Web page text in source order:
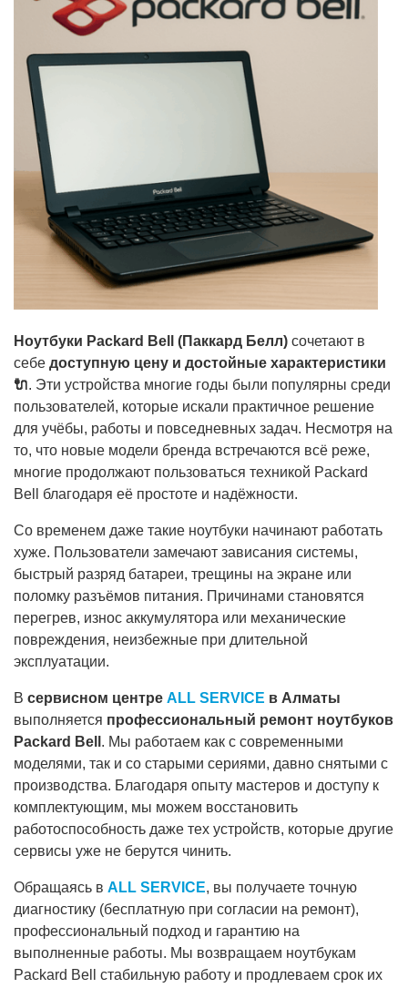
Ноутбуки Packard Bell (Паккард Белл) сочетают в
себе доступную цену и достойные характеристики
🔌. Эти устройства многие годы были популярны среди
пользователей, которые искали практичное решение
для учёбы, работы и повседневных задач. Несмотря на
то, что новые модели бренда встречаются всё реже,
многие продолжают пользоваться техникой Packard
Bell благодаря её простоте и надёжности.
Со временем даже такие ноутбуки начинают работать
хуже. Пользователи замечают зависания системы,
быстрый разряд батареи, трещины на экране или
поломку разъёмов питания. Причинами становятся
перегрев, износ аккумулятора или механические
повреждения, неизбежные при длительной
эксплуатации.
В сервисном центре ALL SERVICE в Алматы
выполняется профессиональный ремонт ноутбуков
Packard Bell . Мы работаем как с современными
моделями, так и со старыми сериями, давно снятыми с
производства. Благодаря опыту мастеров и доступу к
комплектующим, мы можем восстановить
работоспособность даже тех устройств, которые другие
сервисы уже не берутся чинить.
Обращаясь в ALL SERVICE, вы получаете точную
диагностику (бесплатную при согласии на ремонт),
профессиональный подход и гарантию на
выполненные работы. Мы возвращаем ноутбукам
Packard Bell стабильную работу и продлеваем срок их